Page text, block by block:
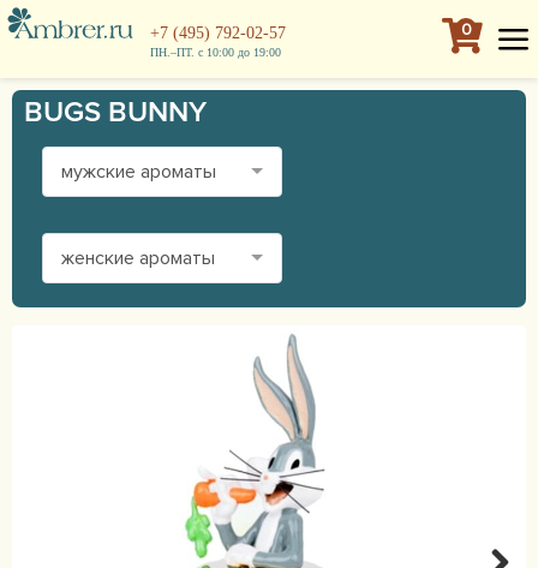
+7 (495) 792-02-57
ПН.–ПТ. с 10:00 до 19:00
0
BUGS BUNNY
мужские ароматы
женские ароматы